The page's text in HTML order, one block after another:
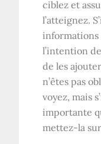
ciblez et
l’atteignez.
informations
l’intention
de les
n’êtes pas
voyez, mais
importante
mettez-la